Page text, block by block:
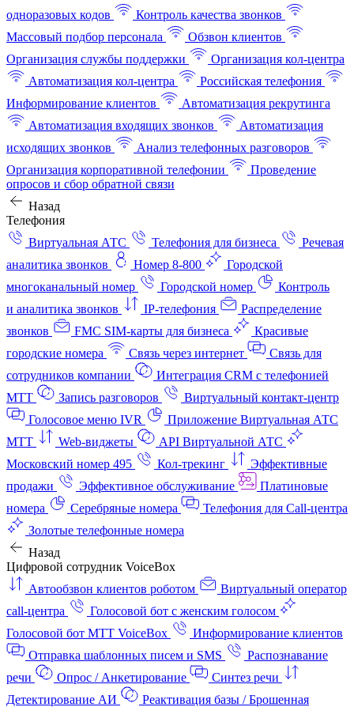
одноразовых кодов
Контроль качества звонков
Массовый подбор персонала
Обзвон клиентов
Организация службы поддержки
Организация кол-центра
Автоматизация кол-центра
Российская телефония
Информирование клиентов
Автоматизация рекрутинга
Автоматизация входящих звонков
Автоматизация
исходящих звонков
Анализ телефонных разговоров
Организация корпоративной телефонии
Проведение
опросов и сбор обратной связи
Назад
Телефония
Виртуальная АТС
Телефония для бизнеса
Речевая
аналитика звонков
Номер 8-800
Городской
многоканальный номер
Городской номер
Контроль
и аналитика звонков
IP-телефония
Распределение
звонков
FMC SIM-карты для бизнеса
Красивые
городские номера
Связь через интернет
Связь для
сотрудников компании
Интеграция CRM с телефонией
МТТ
Запись разговоров
Виртуальный контакт‑центр
Голосовое меню IVR
Приложение Виртуальная АТС
МТТ
Web-виджеты
API Виртуальной АТС
Московский номер 495
Кол-трекинг
Эффективные
продажи
Эффективное обслуживание
Платиновые
номера
Серебряные номера
Телефония для Call-центра
Золотые телефонные номера
Назад
Цифровой сотрудник VoiceBox
Автообзвон клиентов роботом
Виртуальный оператор
call-центра
Голосовой бот с женским голосом
Голосовой бот МТТ VoiceBox
Информирование клиентов
Отправка шаблонных писем и SMS
Распознавание
речи
Опрос / Анкетирование
Синтез речи
Детектирование АИ
Реактивация базы / Брошенная